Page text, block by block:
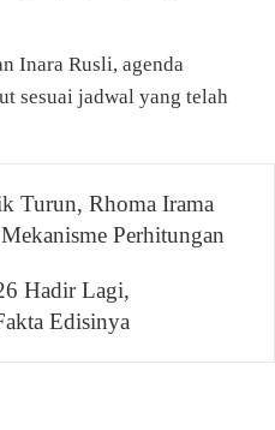
Inara Rusli, agenda
sesuai jadwal yang telah
Turun, Rhoma Irama
Perhitungan
Hadir Lagi,
Edisinya